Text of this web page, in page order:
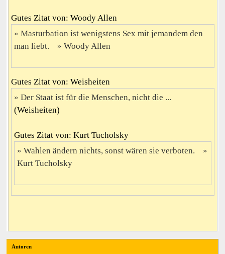
Gutes Zitat von: Woody Allen
Masturbation ist wenigstens Sex mit jemandem den
man liebt.
Woody Allen
Gutes Zitat von: Weisheiten
Der Staat ist für die Menschen, nicht die ...
(Weisheiten)
Gutes Zitat von: Kurt Tucholsky
Wahlen ändern nichts, sonst wären sie verboten.
Kurt Tucholsky
Autoren